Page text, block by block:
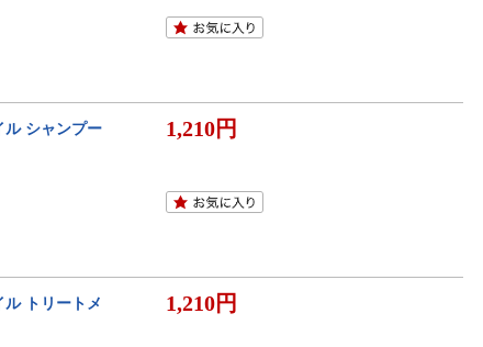
ル シャンプー
1,210円
トリートメ
1,210円